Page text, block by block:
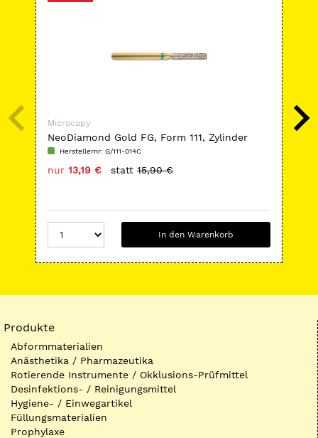
Microcopy
NeoDiamond Gold FG, Form 111, Zylinder
flachHerstellernr: G/111-014C
nur 13,19 € statt 15,90 €
In den Warenkorb
Produkte
Abformmaterialien
Anästhetika / Pharmazeutika
Rotierende Instrumente / Okklusions-Prüfmittel
Desinfektions- / Reinigungsmittel
Hygiene- / Einwegartikel
Füllungsmaterialien
Prophylaxe